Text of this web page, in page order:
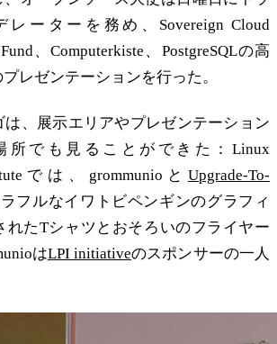
ーターを務め、Sovereign Cloud
、Computerkiste、PostgreSQLの高
レゼンテーションを行った。
は、展示エリアやプレゼンテーション
所でも見ることができた：Linux
では、grommunioと Upgrade-To-
フルなイワトビペンギンのグラフィ
れたTシャツとおそろいのフライヤー
はLPI initiativeのスポンサーの一人